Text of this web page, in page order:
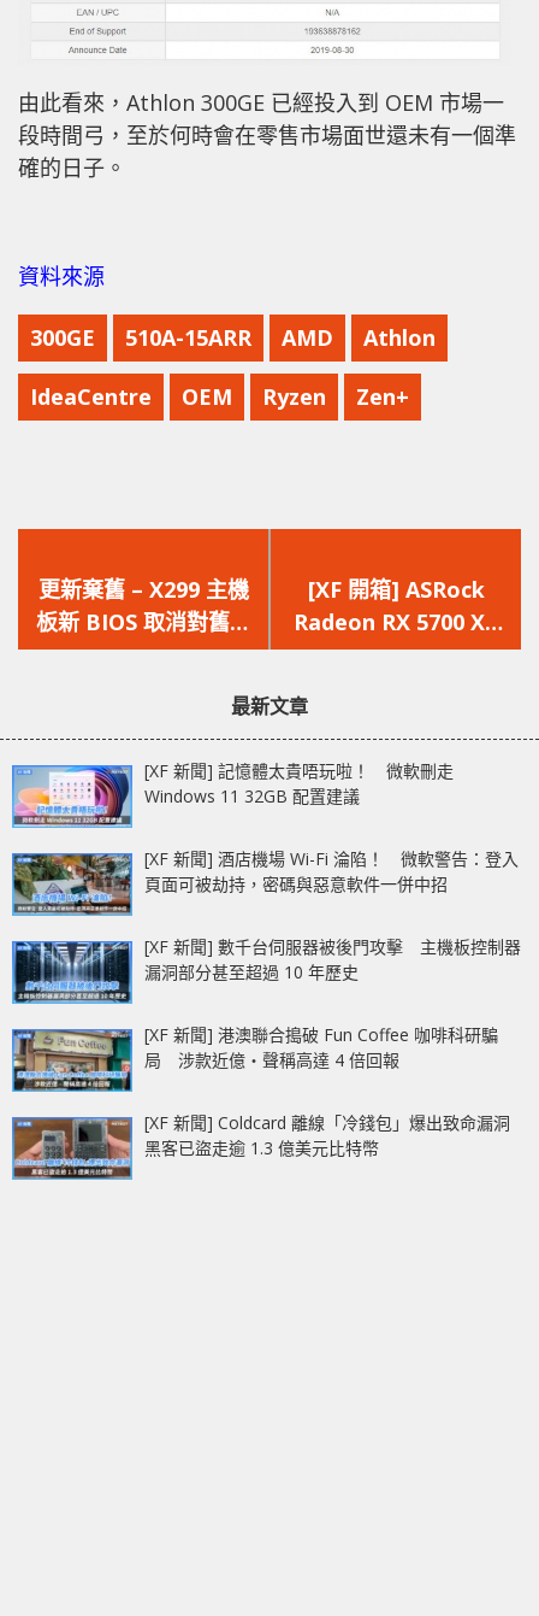
由此看來，Athlon 300GE 已經投入到 OEM 市場一
段時間弓，至於何時會在零售市場面世還未有一個準
確的日子。
資料來源
300GE 510A-15ARR AMD Athlon
IdeaCentre OEM Ryzen Zen+
一
篇
文
更新棄舊 – X299 主機
板新 BIOS 取消對舊代
Kaby Lake-X 處理器
一
篇
文
[XF 開箱] ASRock
Radeon RX 5700 XT
Taichi 三風扇太極超
最新文章
[XF 新聞] 記憶體太貴唔玩啦！ 微軟刪走
Windows 11 32GB 配置建議
[XF 新聞] 酒店機場 Wi-Fi 淪陷！ 微軟警告：登入
頁面可被劫持，密碼與惡意軟件一併中招
[XF 新聞] 數千台伺服器被後門攻擊 主機板控制器
漏洞部分甚至超過 10 年歷史
[XF 新聞] 港澳聯合搗破 Fun Coffee 咖啡科研騙
局 涉款近億‧聲稱高達 4 倍回報
[XF 新聞] Coldcard 離線「冷錢包」爆出致命漏洞
黑客已盜走逾 1.3 億美元比特幣